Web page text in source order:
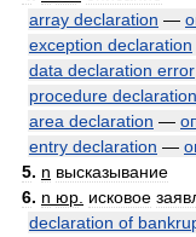
array declaration —
exception declaration
data declaration error
procedure declaration
area declaration —
entry declaration —
5. n высказывание
6. n юр исковое
declaration of